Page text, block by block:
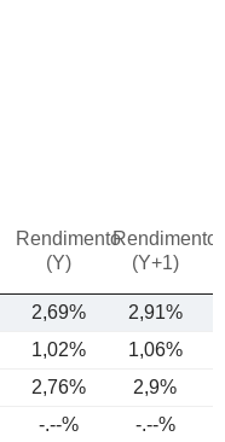
Rendimento
(Y)
Rendimento
(Y+1)
2,69% 2,91%
1,02% 1,06%
2,76% 2,9%
-.--% -.--%